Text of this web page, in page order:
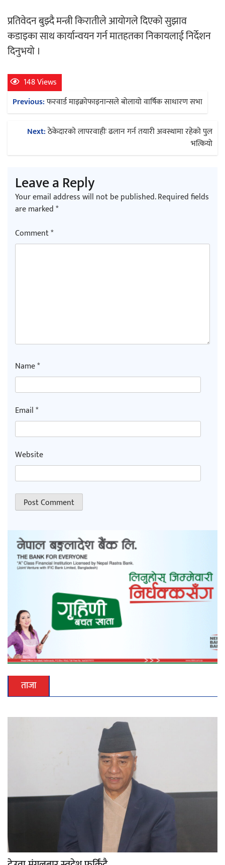
चलचित्र ‘माया भनेकै यस्तो होला’को शीर्ष गीत
प्रतिवेदन बुझ्दै मन्त्री किरातीले आयोगले दिएको सुझाव
कडाइका साथ कार्यान्वयन गर्न मातहतका निकायलाई निर्देशन
दिनुभयो ।
148 Views
Post
navigation
Previous:फरवार्ड माइक्रोफाइनान्सले बोलायो वार्षिक साधारण सभा
Next:ठेकेदारको लापरवाहीः ढलान गर्न तयारी अवस्थामा रहेको पुल
भत्कियो
Leave a Reply
Your email address will not be published.Required fields
are marked*
Comment*
Name*
Email*
Website
ताजा